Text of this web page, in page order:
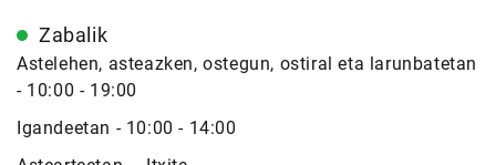
Zabalik
Astelehen, asteazken, ostegun, ostiral eta larunbatetan
- 10:00 - 19:00
Igandeetan - 10:00 - 14:00